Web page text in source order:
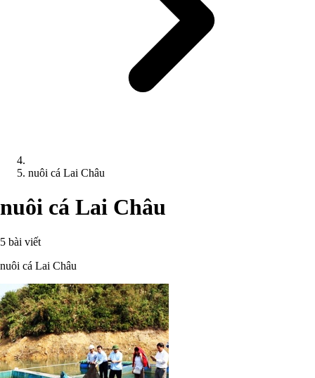
nuôi cá Lai Châu
nuôi cá Lai Châu
5 bài viết
nuôi cá Lai Châu